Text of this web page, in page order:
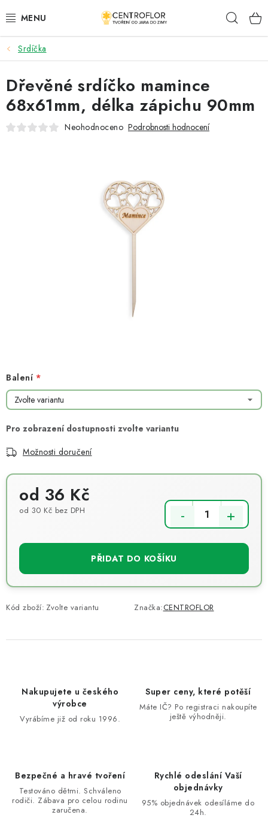
na
SEZÓNNÍ TVOŘENÍ
DŘEVĚNÉ VÝROBKY
MEDAILE
Podmínky ochrany osobních údajů
Moje objednávka
Srdíčka
Balení
Možnosti doručení
od 36 Kč
od 30 Kč bez DPH
PŘIDAT DO KOŠÍKU
Kód zboží: Zvolte variantu Značka:CENTROFLOR
Dřevěné srdíčko mamince
68x61mm, délka zápichu 90mm
Neohodnoceno Podrobnosti hodnocení
Nakupujete u českého
výrobce
Vyrábíme již od roku 1996.
Super ceny, které potěší
Máte IČ? Po registraci nakoupíte
ještě výhodněji.
Bezpečné a hravé tvoření
Testováno dětmi. Schváleno
rodiči. Zábava pro celou rodinu
zaručena.
Rychlé odeslání Vaší
objednávky
95% objednávek odesíláme do
24h.